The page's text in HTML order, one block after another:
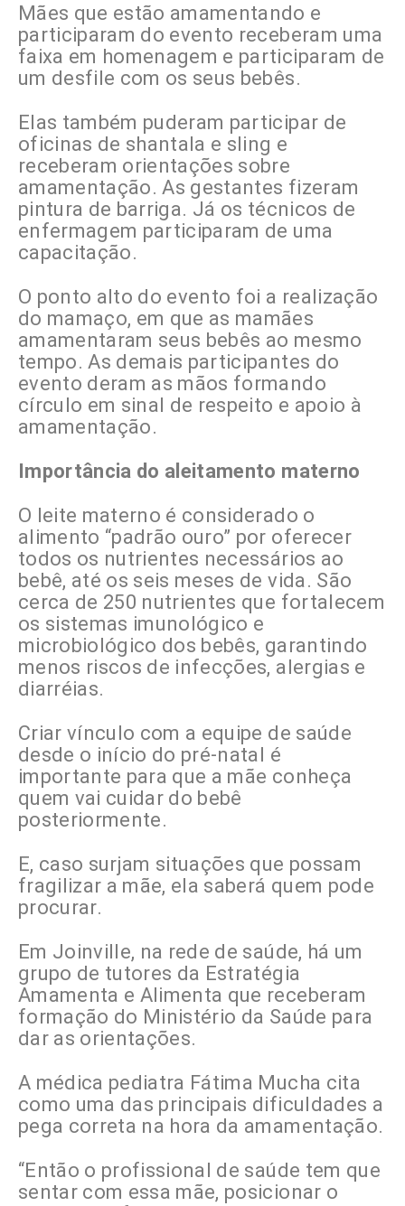
Mães que estão amamentando e
participaram do evento receberam uma
faixa em homenagem e participaram de
um desfile com os seus bebês.
Elas também puderam participar de
oficinas de shantala e sling e
receberam orientações sobre
amamentação. As gestantes fizeram
pintura de barriga. Já os técnicos de
enfermagem participaram de uma
capacitação.
O ponto alto do evento foi a realização
do mamaço, em que as mamães
amamentaram seus bebês ao mesmo
tempo. As demais participantes do
evento deram as mãos formando
círculo em sinal de respeito e apoio à
amamentação.
Importância do aleitamento materno
O leite materno é considerado o
alimento “padrão ouro” por oferecer
todos os nutrientes necessários ao
bebê, até os seis meses de vida. São
cerca de 250 nutrientes que fortalecem
os sistemas imunológico e
microbiológico dos bebês, garantindo
menos riscos de infecções, alergias e
diarréias.
Criar vínculo com a equipe de saúde
desde o início do pré-natal é
importante para que a mãe conheça
quem vai cuidar do bebê
posteriormente.
E, caso surjam situações que possam
fragilizar a mãe, ela saberá quem pode
procurar.
Em Joinville, na rede de saúde, há um
grupo de tutores da Estratégia
Amamenta e Alimenta que receberam
formação do Ministério da Saúde para
dar as orientações.
A médica pediatra Fátima Mucha cita
como uma das principais dificuldades a
pega correta na hora da amamentação.
“Então o profissional de saúde tem que
sentar com essa mãe, posicionar o